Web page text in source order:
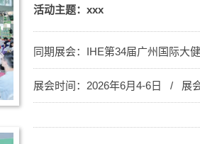
活动主题：xxx
同期展会： IHE第34届广州国际大
展会时间：2026年6月4-6日 / 展